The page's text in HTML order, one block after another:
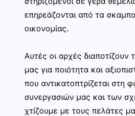
επηρεάζονται από τα
οικονομίας.
Αυτές οι αρχές διαποτίζουν
μας για ποιότητα και
που αντικατοπτρίζεται στη
συνεργασιών μας και των
χτίζουμε με τους πελάτες